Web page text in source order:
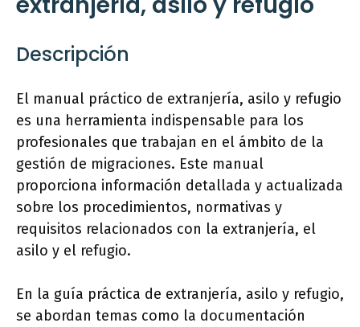
Descripción
El manual práctico de extranjería, asilo y refugio
es una herramienta indispensable para los
profesionales que trabajan en el ámbito de la
gestión de migraciones. Este manual
proporciona información detallada y actualizada
sobre los procedimientos, normativas y
requisitos relacionados con la extranjería, el
asilo y el refugio.
En la guía práctica de extranjería, asilo y refugio,
se abordan temas como la documentación